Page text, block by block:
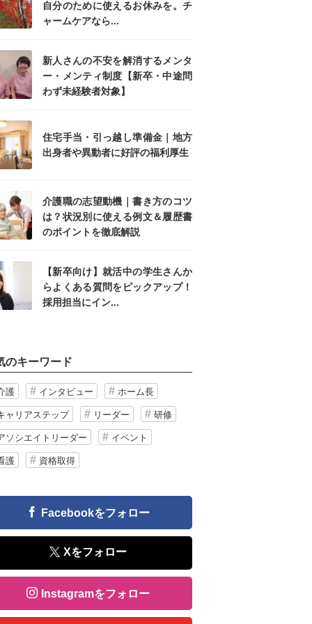
自分のために使えるお休みを。チ
ャームケアなら...
新人さんの不安を解消するメンタ
ー・メンティ制度【新卒・中途問
わず未経験者対象】
住宅手当・引っ越し準備金｜地方
出身者や異動者に好評の福利厚生
介護職の志望動機｜書き方のコツ
は？状況別に使える例文＆履歴書
のポイントを徹底解説
【新卒向け】就活中の学生さんか
らよくある質問をピックアップ！
採用担当にイン...
のキーワード
護 インタビュー ホーム長
ャリアステップ リーダー 研修
ソシエイトリーダー イベント
護 資格取得
Facebookをフォロー
Xをフォロー
Instagramをフォロー